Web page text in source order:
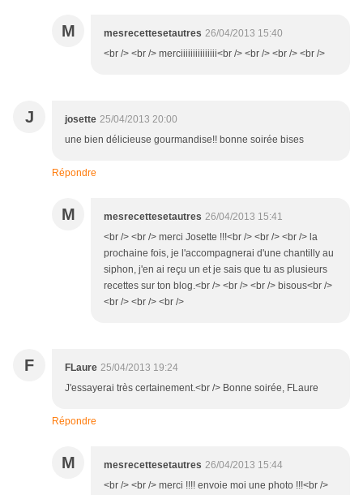
M mesrecettesetautres 26/04/2013 15:40
<br /> <br /> merciiiiiiiiiiiiiii<br /> <br /> <br /> <br />
J josette 25/04/2013 20:00
une bien délicieuse gourmandise!! bonne soirée bises
Répondre
M mesrecettesetautres 26/04/2013 15:41
<br /> <br /> merci Josette !!!<br /> <br /> <br /> la
prochaine fois, je l'accompagnerai d'une chantilly au
siphon, j'en ai reçu un et je sais que tu as plusieurs
recettes sur ton blog.<br /> <br /> <br /> bisous<br />
<br /> <br /> <br />
F FLaure 25/04/2013 19:24
J'essayerai très certainement.<br /> Bonne soirée, FLaure
Répondre
M mesrecettesetautres 26/04/2013 15:44
<br /> <br /> merci !!!! envoie moi une photo !!!<br />